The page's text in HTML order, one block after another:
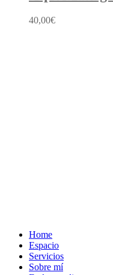
40,00€
Home
Espacio
Servicios
Sobre mí